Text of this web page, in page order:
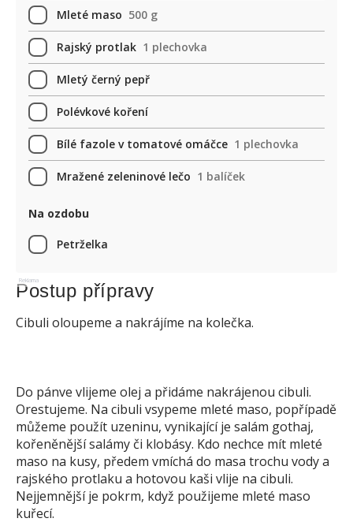
Mleté maso 500 g
Rajský protlak 1 plechovka
Mletý černý pepř
Polévkové koření
Bílé fazole v tomatové omáčce 1 plechovka
Mražené zeleninové lečo 1 balíček
Na ozdobu
Petrželka
Reklama
Postup přípravy
Cibuli oloupeme a nakrájíme na kolečka.
Do pánve vlijeme olej a přidáme nakrájenou cibuli.
Orestujeme. Na cibuli vsypeme mleté maso, popřípadě
můžeme použít uzeninu, vynikající je salám gothaj,
kořeněnější salámy či klobásy. Kdo nechce mít mleté
maso na kusy, předem vmíchá do masa trochu vody a
rajského protlaku a hotovou kaši vlije na cibuli.
Nejjemnější je pokrm, když použijeme mleté maso
kuřecí.